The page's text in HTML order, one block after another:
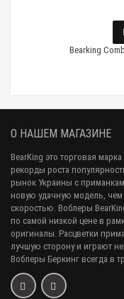
Bearking
О НАШЕМ МАГАЗИНЕ
BearKing это торговая
рекорды роста
рынок Украины с
новую удачную модель,
скоростью. Воблеры
по самой низкой цене в
оригиналы. Расцветки
лучшую сторону и играют
Воблеры Беркинг всегда в